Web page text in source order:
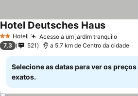
2 Estrelas
Hotel Acesso a um jardim tranquilo
Hotel Deutsches Haus
7,3 521 a 5.7 km de Centro da cidade
Selecione as datas para ver os preços
exatos.